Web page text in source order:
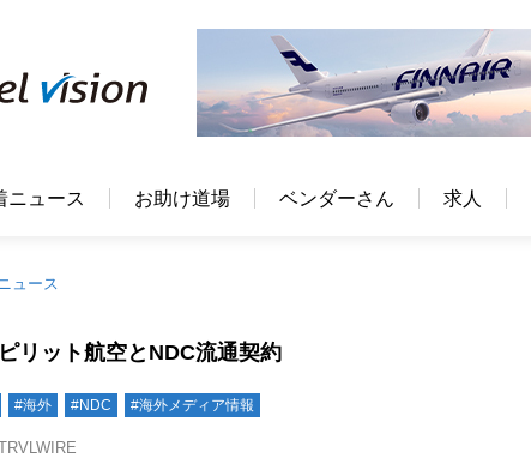
ニュース お助け道場 ベンダーさん 求人
ュース
リット航空とNDC流通契約
#海外 #NDC #海外メディア情報